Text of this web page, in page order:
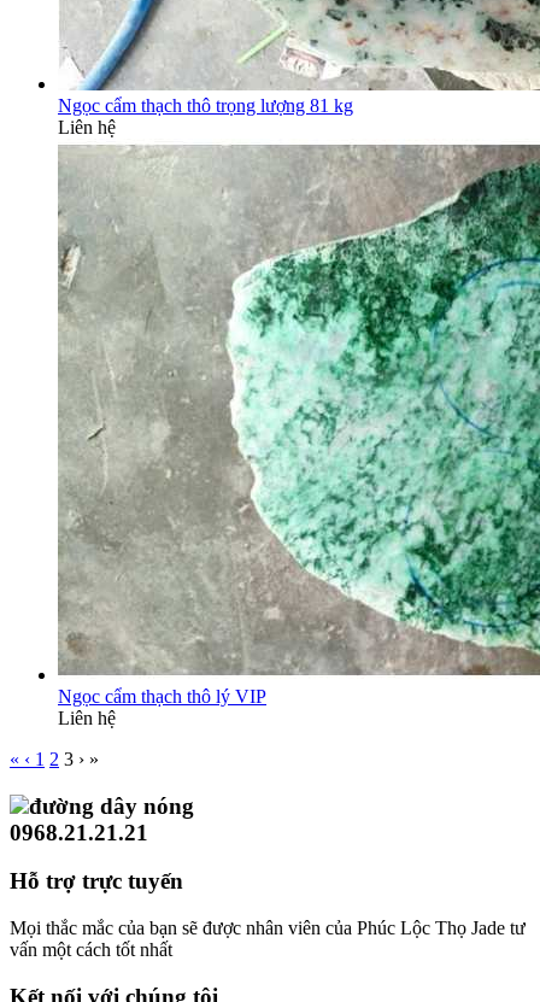
Ngọc cẩm thạch thô trọng lượng 81 kg
Liên hệ
Ngọc cẩm thạch thô lý VIP
Liên hệ
« ‹ 1 2 3 › »
đường dây nóng
0968.21.21.21
Hỗ trợ trực tuyến
Mọi thắc mắc của bạn sẽ được nhân viên của Phúc Lộc Thọ Jade tư
vấn một cách tốt nhất
Kết nối với chúng tôi